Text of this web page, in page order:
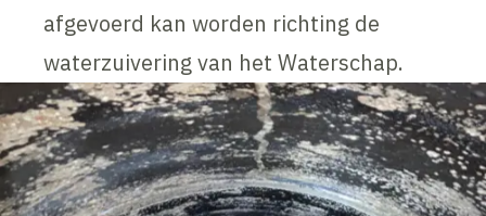
afgevoerd kan worden richting de
waterzuivering van het Waterschap.